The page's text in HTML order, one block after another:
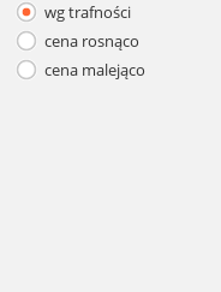
wg trafności
cena rosnąco
cena malejąco